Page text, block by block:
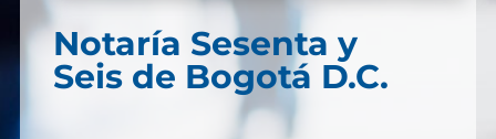
Notaría Sesenta y
Seis de Bogotá D.C.